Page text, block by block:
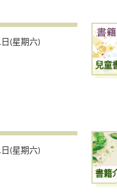
(星期六)
兒童
(星期六)
書籍